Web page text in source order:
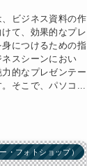
ビジネス資料の作
て、効果的なプレ
につけるための指
スシーンにおい
的なプレゼンテー
そこで、パソコ...
・フォトショップ）